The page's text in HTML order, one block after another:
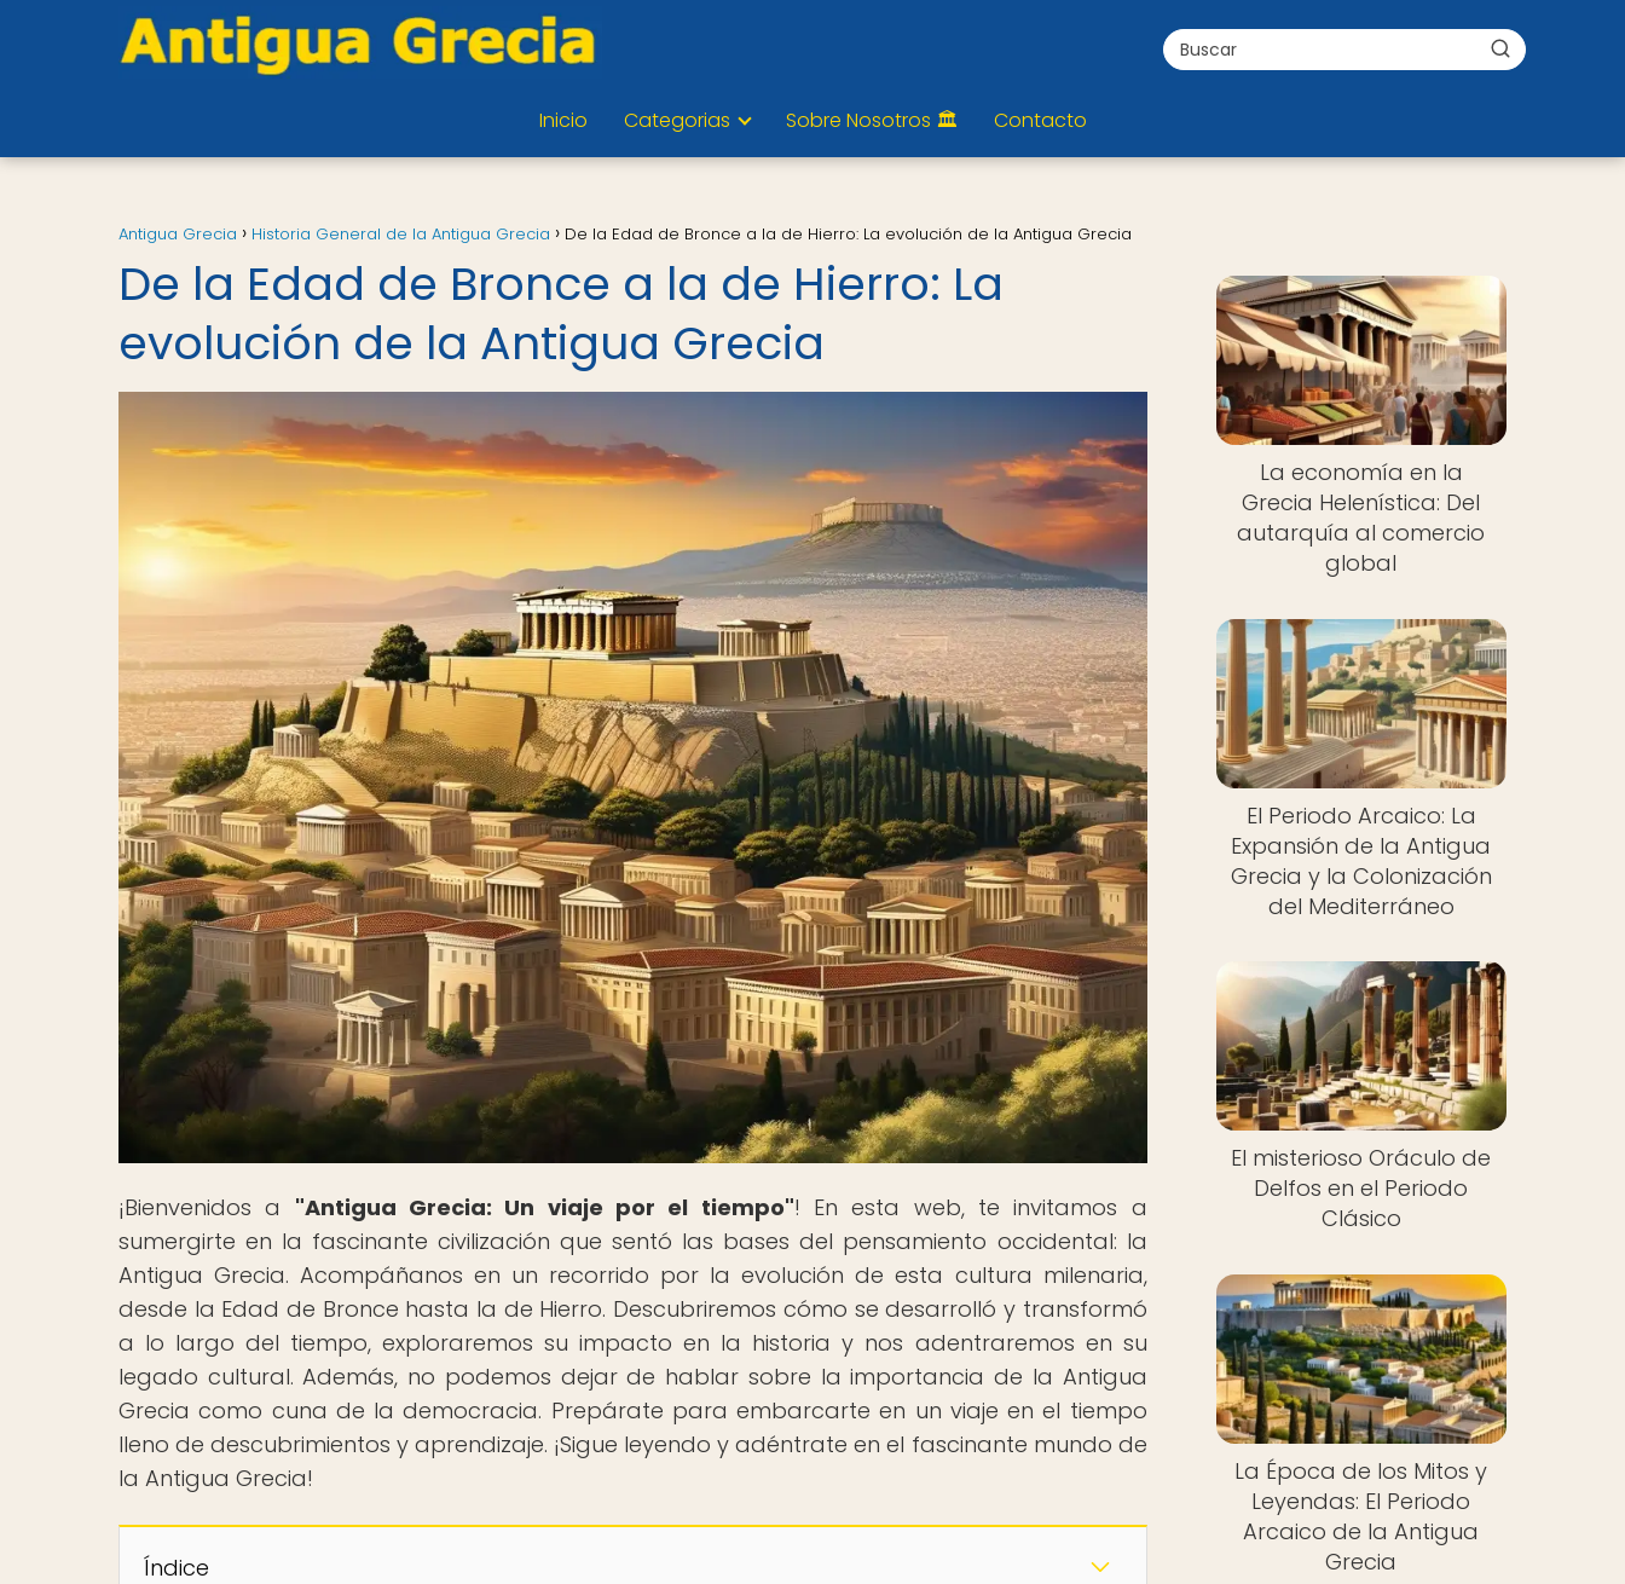
Inicio Categorias Sobre Nosotros 🏛️ Contacto
Antigua Grecia Historia General de la Antigua Grecia De la Edad de Bronce a la de Hierro: La evolución de la Antigua Grecia
De la Edad de Bronce a la de Hierro: La
evolución de la Antigua Grecia
¡Bienvenidos a "Antigua Grecia: Un viaje por el tiempo"! En esta web, te invitamos a
sumergirte en la fascinante civilización que sentó las bases del pensamiento occidental: la
Antigua Grecia. Acompáñanos en un recorrido por la evolución de esta cultura milenaria,
desde la Edad de Bronce hasta la de Hierro. Descubriremos cómo se desarrolló y transformó
a lo largo del tiempo, exploraremos su impacto en la historia y nos adentraremos en su
legado cultural. Además, no podemos dejar de hablar sobre la importancia de la Antigua
Grecia como cuna de la democracia. Prepárate para embarcarte en un viaje en el tiempo
lleno de descubrimientos y aprendizaje. ¡Sigue leyendo y adéntrate en el fascinante mundo de
la Antigua Grecia!
Índice
La economía en la
Grecia Helenística: Del
autarquía al comercio
global
El Periodo Arcaico: La
Expansión de la Antigua
Grecia y la Colonización
del Mediterráneo
El misterioso Oráculo de
Delfos en el Periodo
Clásico
La Época de los Mitos y
Leyendas: El Periodo
Arcaico de la Antigua
Grecia